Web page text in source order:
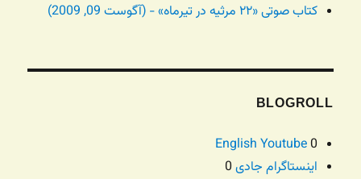
کتاب صوتی «۲۲ مرثیه در تیرماه» - (آگوست 09, 2009)
BLOGROLL
English Youtube0
اینستاگرام جادی